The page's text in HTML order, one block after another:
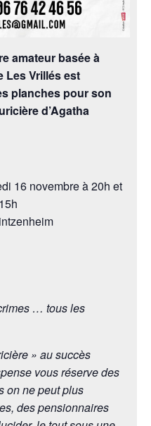
amateur basée à
Les Vrillés est
planches pour son
d’Agatha
16 novembre à 20h et
… tous les
» au succès
vous réserve des
on ne peut plus
des pensionnaires